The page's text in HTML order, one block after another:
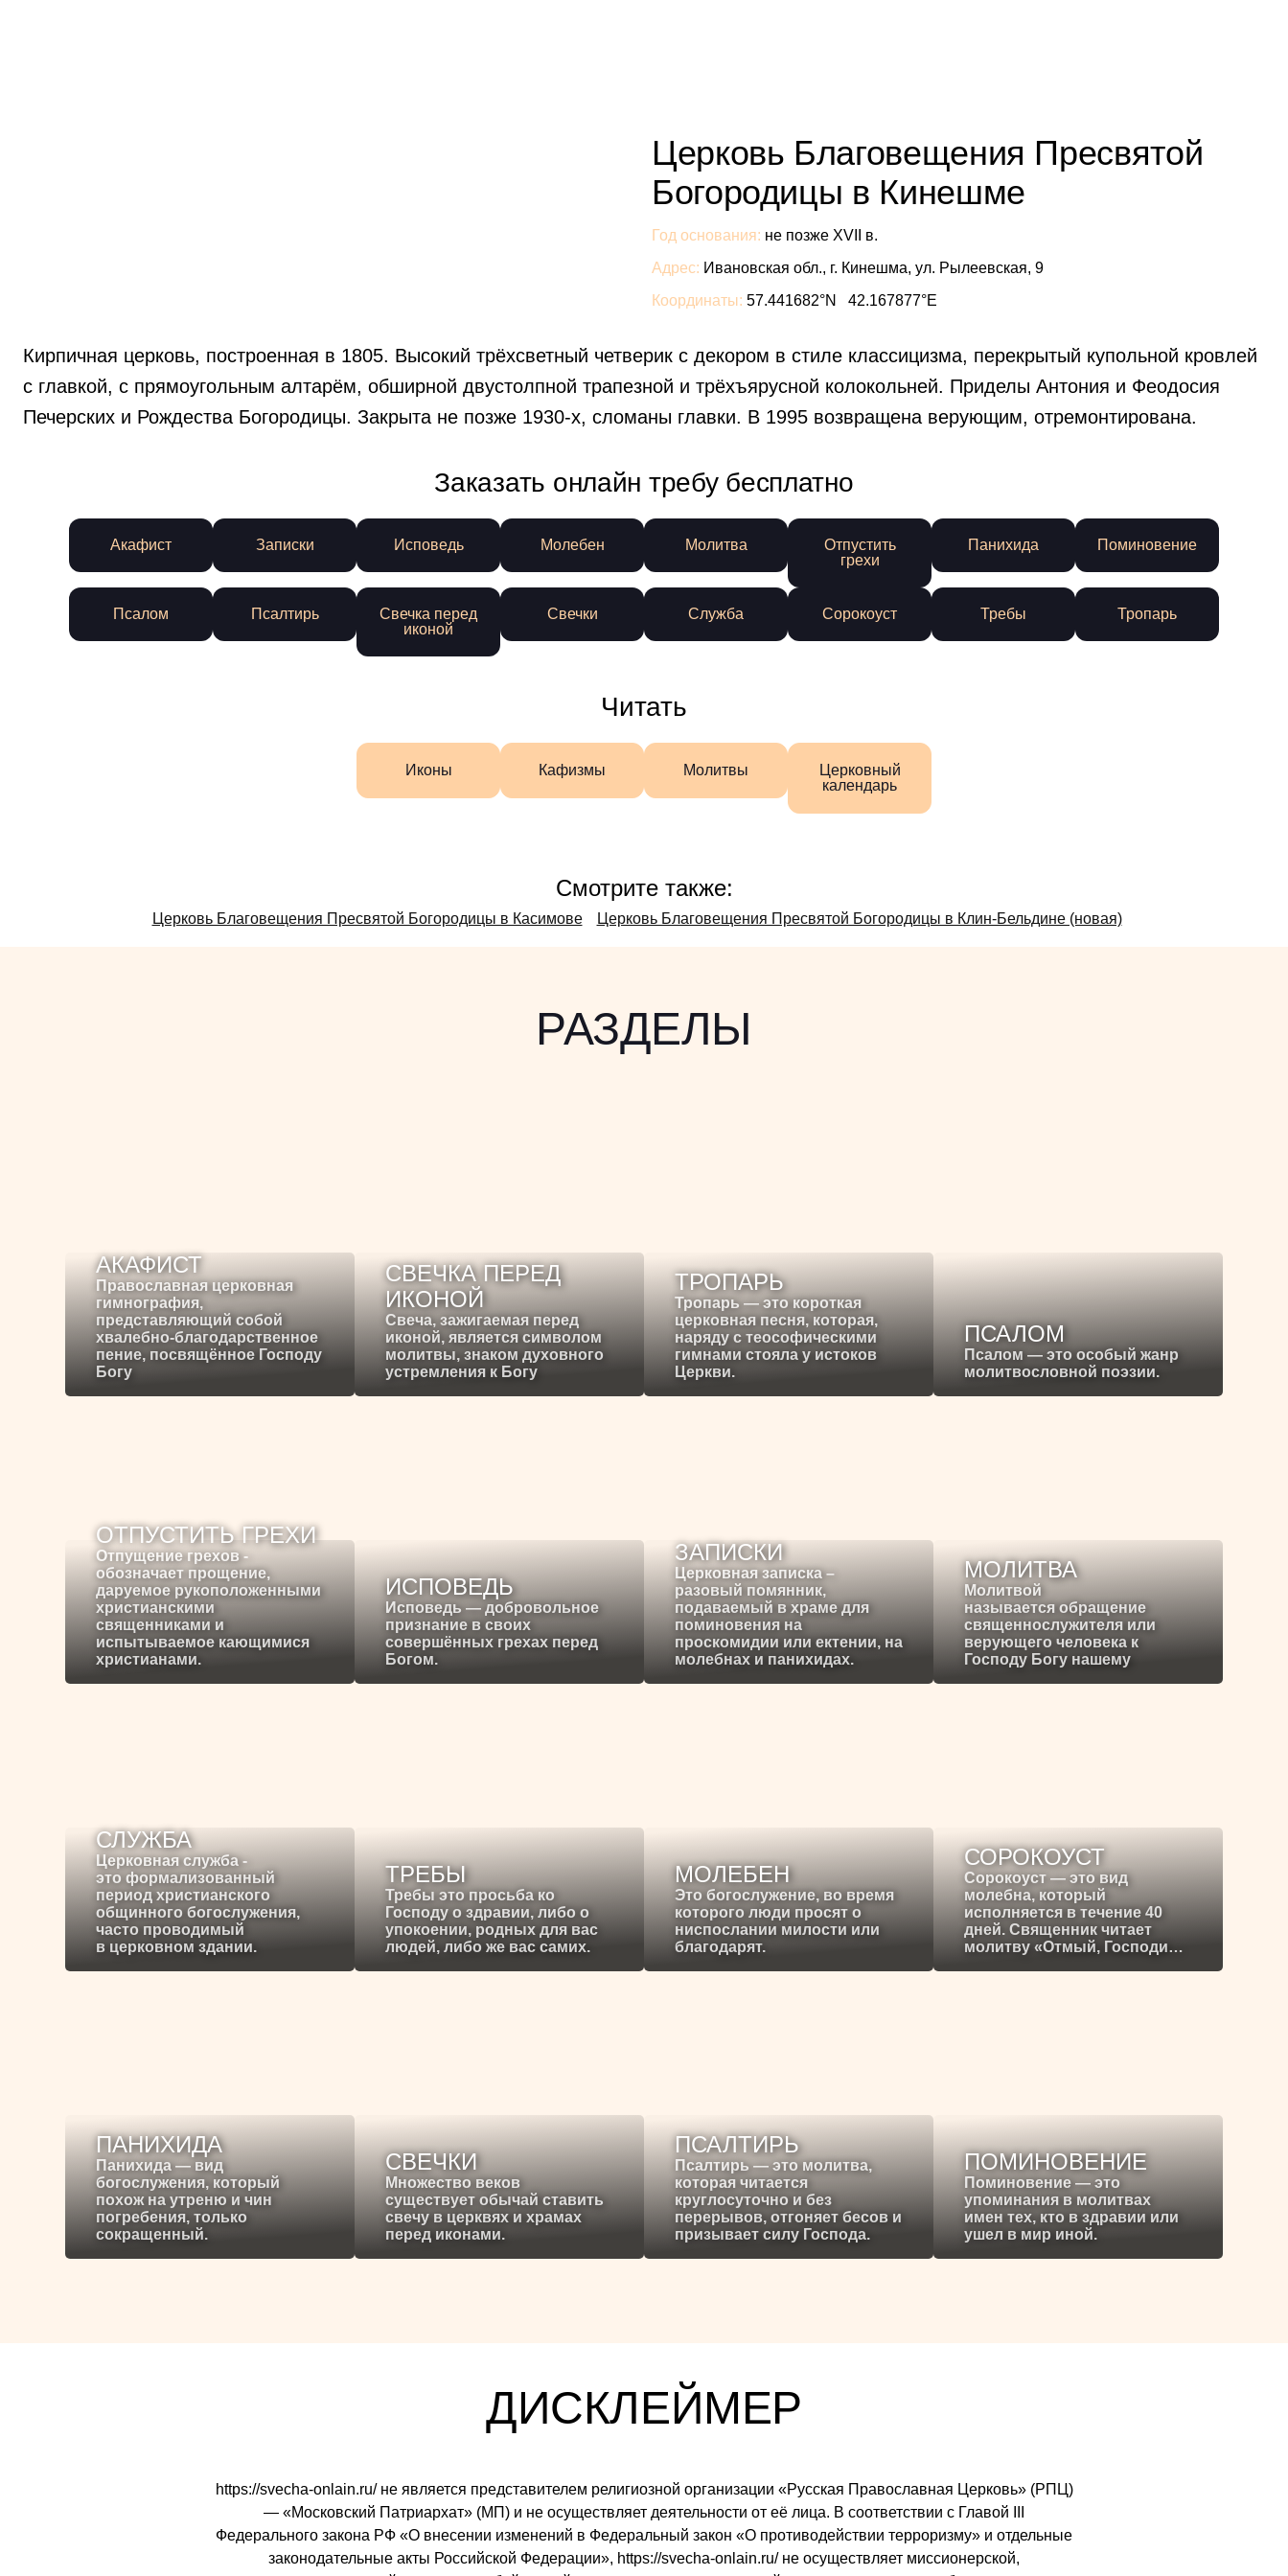
Церковь Благовещения Пресвятой
Богородицы в Кинешме
Год основания: не позже XVII в.
Адрес: Ивановская обл., г. Кинешма, ул. Рылеевская, 9
Координаты: 57.441682°N 42.167877°E
Кирпичная церковь, построенная в 1805. Высокий трёхсветный четверик с декором в стиле классицизма, перекрытый купольной кровлей
с главкой, с прямоугольным алтарём, обширной двустолпной трапезной и трёхъярусной колокольней. Приделы Антония и Феодосия
Печерских и Рождества Богородицы. Закрыта не позже 1930-х, сломаны главки. В 1995 возвращена верующим, отремонтирована.
Заказать онлайн требу бесплатно
Акафист Записки Исповедь Молебен Молитва
Отпустить
грехи
Панихида Поминовение
Псалом Псалтирь
Свечка перед
иконой
Свечки Служба Сорокоуст Требы Тропарь
Читать
Иконы Кафизмы Молитвы
Церковный
календарь
Смотрите также:
Церковь Благовещения Пресвятой Богородицы в Касимове Церковь Благовещения Пресвятой Богородицы в Клин-Бельдине (новая)
РАЗДЕЛЫ
АКАФИСТ
Православная церковная
гимнография,
представляющий собой
хвалебно-благодарственное
пение, посвящённое Господу
Богу
СВЕЧКА ПЕРЕД
ИКОНОЙ
Свеча, зажигаемая перед
иконой, является символом
молитвы, знаком духовного
устремления к Богу
ТРОПАРЬ
Тропарь — это короткая
церковная песня, которая,
наряду с теософическими
гимнами стояла у истоков
Церкви.
ПСАЛОМ
Псалом — это особый жанр
молитвословной поэзии.
ОТПУСТИТЬ ГРЕХИ
Отпущение грехов -
обозначает прощение,
даруемое рукоположенными
христианскими
священниками и
испытываемое кающимися
христианами.
ИСПОВЕДЬ
Исповедь — добровольное
признание в своих
совершённых грехах перед
Богом.
ЗАПИСКИ
Церковная записка –
разовый помянник,
подаваемый в храме для
поминовения на
проскомидии или ектении, на
молебнах и панихидах.
МОЛИТВА
Молитвой
называется обращение
священнослужителя или
верующего человека к
Господу Богу нашему
СЛУЖБА
Церковная служба -
это формализованный
период христианского
общинного богослужения,
часто проводимый
в церковном здании.
ТРЕБЫ
Требы это просьба ко
Господу о здравии, либо о
упокоении, родных для вас
людей, либо же вас самих.
МОЛЕБЕН
Это богослужение, во время
которого люди просят о
ниспослании милости или
благодарят.
СОРОКОУСТ
Сорокоуст — это вид
молебна, который
исполняется в течение 40
дней. Священник читает
молитву «Отмый, Господи…
ПАНИХИДА
Панихида — вид
богослужения, который
похож на утреню и чин
погребения, только
сокращенный.
СВЕЧКИ
Множество веков
существует обычай ставить
свечу в церквях и храмах
перед иконами.
ПСАЛТИРЬ
Псалтирь — это молитва,
которая читается
круглосуточно и без
перерывов, отгоняет бесов и
призывает силу Господа.
ПОМИНОВЕНИЕ
Поминовение — это
упоминания в молитвах
имен тех, кто в здравии или
ушел в мир иной.
ДИСКЛЕЙМЕР
https://svecha-onlain.ru/ не является представителем религиозной организации «Русская Православная Церковь» (РПЦ)
— «Московский Патриархат» (МП) и не осуществляет деятельности от её лица. В соответствии с Главой III
Федерального закона РФ «О внесении изменений в Федеральный закон «О противодействии терроризму» и отдельные
законодательные акты Российской Федерации», https://svecha-onlain.ru/ не осуществляет миссионерской,